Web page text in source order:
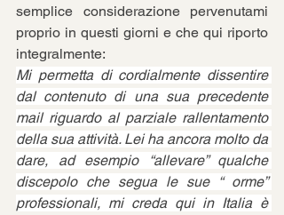
semplice considerazione pervenutami
proprio in questi giorni e che qui riporto
integralmente:
Mi permetta di cordialmente dissentire
dal contenuto di una sua precedente
mail riguardo al parziale rallentamento
della sua attività. Lei ha ancora molto da
dare, ad esempio “allevare” qualche
discepolo che segua le sue “ orme”
professionali, mi creda qui in Italia è